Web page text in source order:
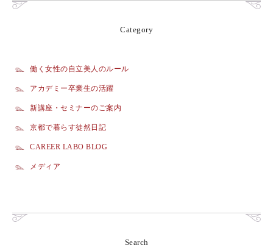
Category
働く女性の自立美人のルール
アカデミー卒業生の活躍
新講座・セミナーのご案内
京都で暮らす徒然日記
CAREER LABO BLOG
メディア
Search